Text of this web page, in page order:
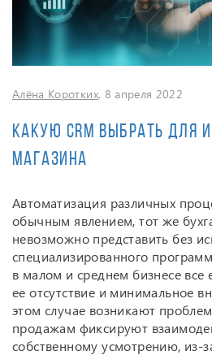
Алёна Коротких, 8 апреля 2022
Какую CRM выбрать для
магазина
Автоматизация различных
обычным явлением, тот же
невозможно представить без
специализированного
в малом и среднем бизнесе
ее отсутствие и минимальное
этом случае возникают
продажам фиксируют
собственному усмотрению, из-